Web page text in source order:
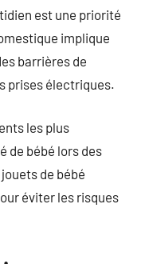
est une priorité
implique
barrières de
prises électriques.
les plus
de bébé lors des
de bébé
éviter les risques